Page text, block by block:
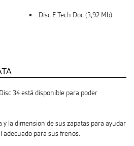
Disc E Tech Doc (3,92 Mb)
34 está disponible para poder
y la dimension de sus zapatas para ayudar
adecuado para sus frenos.